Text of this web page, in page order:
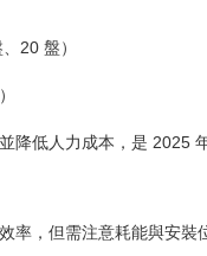
20 盤）
降低人力成本，是 2025
率，但需注意耗能與安裝